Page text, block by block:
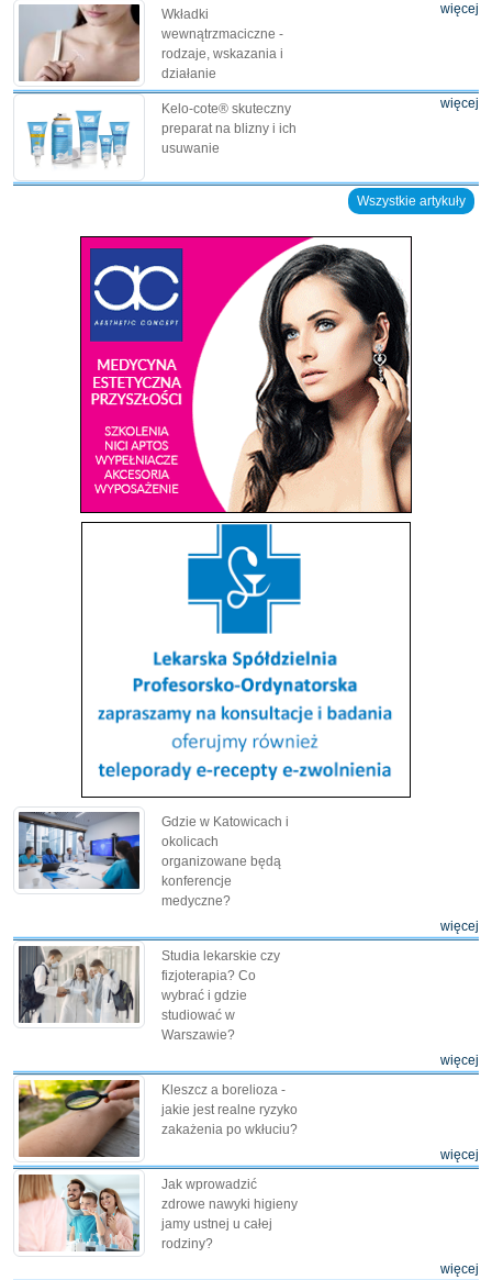
Wkładki
wewnątrzmaciczne -
rodzaje, wskazania i
działanie
więcej
Kelo-cote® skuteczny
preparat na blizny i ich
usuwanie
więcej
Wszystkie artykuły
Gdzie w Katowicach i
okolicach
organizowane będą
konferencje
medyczne?
więcej
Studia lekarskie czy
fizjoterapia? Co
wybrać i gdzie
studiować w
Warszawie?
więcej
Kleszcz a borelioza -
jakie jest realne ryzyko
zakażenia po wkłuciu?
więcej
Jak wprowadzić
zdrowe nawyki higieny
jamy ustnej u całej
rodziny?
więcej